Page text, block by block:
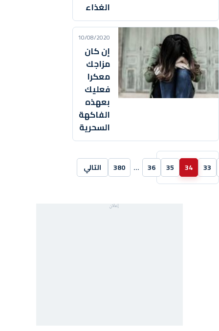
الغذاء
10/08/2020
إن كان
مزاجك
معكرا
فعليك
بعهذه
الفاكهة
السحرية
33
34
35
36
…
380 التالي